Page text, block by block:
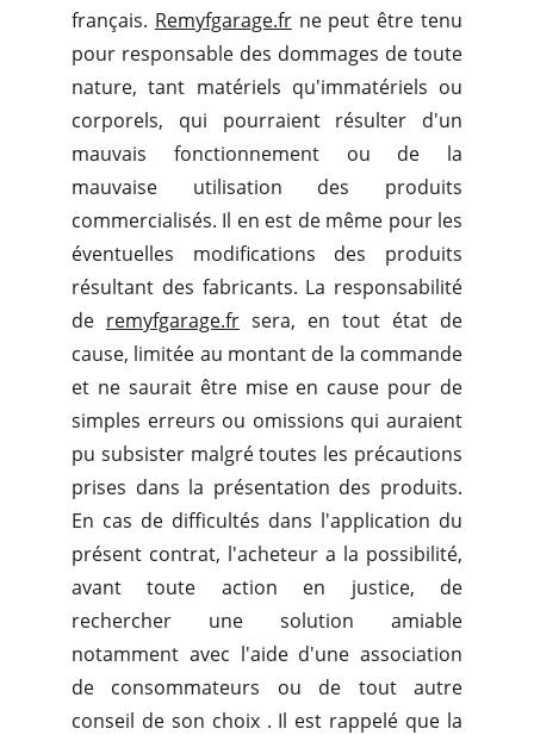
français. Remyfgarage.frne peut être tenu
pour responsable des dommages de toute
nature, tant matériels qu'immatériels ou
corporels, qui pourraient résulter d'un
mauvais fonctionnement ou de la
mauvaise utilisation des produits
commercialisés. Il en est de même pour les
éventuelles modifications des produits
résultant des fabricants. La responsabilité
de remyfgarage.fr sera, en tout état de
cause, limitée au montant de la commande
et ne saurait être mise en cause pour de
simples erreurs ou omissions qui auraient
pu subsister malgré toutes les précautions
prises dans la présentation des produits.
En cas de difficultés dans l'application du
présent contrat, l'acheteur a la possibilité,
avant toute action en justice, de
rechercher une solution amiable
notamment avec l'aide d'une association
de consommateurs ou de tout autre
conseil de son choix . Il est rappelé que la